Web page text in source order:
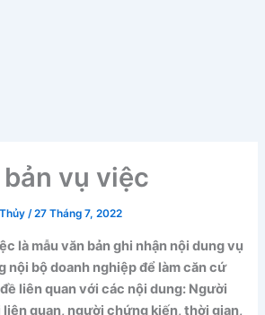
vụ việc
Thủy/27 Tháng 7, 2022
là mẫu văn bản ghi nhận nội dung vụ
nội bộ doanh nghiệp để làm căn cứ
liên quan với các nội dung: Người
liên quan, người chứng kiến, thời gian,